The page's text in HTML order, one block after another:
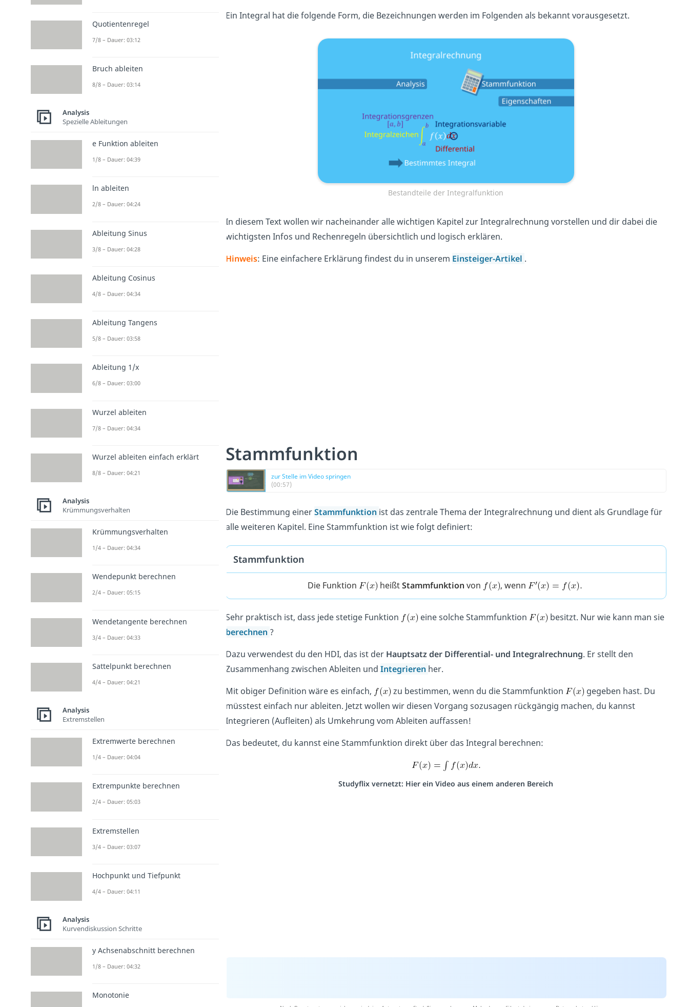
Ein Integral hat die folgende Form, die Bezeichnungen werden im Folgenden als bekannt vorausgesetzt.
Bestandteile der Integralfunktion
In diesem Text wollen wir nacheinander alle wichtigen Kapitel zur Integralrechnung vorstellen und dir dabei die
wichtigsten Infos und Rechenregeln übersichtlich und logisch erklären.
Hinweis: Eine einfachere Erklärung findest du in unserem Einsteiger-Artikel .
Stammfunktion
zur Stelle im Video springen
(00:57)
Die Bestimmung einerStammfunktion ist das zentrale Thema der Integralrechnung und dient als Grundlage für
alle weiteren Kapitel. Eine Stammfunktion ist wie folgt definiert:
Stammfunktion
Die Funktion heißtStammfunktion von , wenn
Sehr praktisch ist, dass jede stetige Funktion eine solche Stammfunktion
besitzt. Nur wie kann man sie
berechnen ?
Dazu verwendest du den HDI, das ist der Hauptsatz der Differential- und Integralrechnung. Er stellt den
Zusammenhang zwischen Ableiten und Integrieren her.
Mit obiger Definition wäre es einfach,
zu bestimmen, wenn du die Stammfunktion
gegeben hast. Du
müsstest einfach nur ableiten. Jetzt wollen wir diesen Vorgang sozusagen rückgängig machen, du kannst
Integrieren (Aufleiten) als Umkehrung vom Ableiten auffassen!
Das bedeutet, du kannst eine Stammfunktion direkt über das Integral berechnen:
Studyflix vernetzt: Hier ein Video aus einem anderen Bereich
Quotientenregel
7/8 – Dauer: 03:12
Bruch ableiten
8/8 – Dauer: 03:14
Analysis
Spezielle Ableitungen
e Funktion ableiten
1/8 – Dauer: 04:39
ln ableiten
2/8 – Dauer: 04:24
Ableitung Sinus
3/8 – Dauer: 04:28
Ableitung Cosinus
4/8 – Dauer: 04:34
Ableitung Tangens
5/8 – Dauer: 03:58
Ableitung 1/x
6/8 – Dauer: 03:00
Wurzel ableiten
7/8 – Dauer: 04:34
Wurzel ableiten einfach erklärt
8/8 – Dauer: 04:21
Analysis
Krümmungsverhalten
Krümmungsverhalten
1/4 – Dauer: 04:34
Wendepunkt berechnen
2/4 – Dauer: 05:15
Wendetangente berechnen
3/4 – Dauer: 04:33
Sattelpunkt berechnen
4/4 – Dauer: 04:21
Analysis
Extremstellen
Extremwerte berechnen
1/4 – Dauer: 04:04
Extrempunkte berechnen
2/4 – Dauer: 05:03
Extremstellen
3/4 – Dauer: 03:07
Hochpunkt und Tiefpunkt
4/4 – Dauer: 04:11
Analysis
Kurvendiskussion Schritte
y Achsenabschnitt berechnen
1/8 – Dauer: 04:32
Monotonie